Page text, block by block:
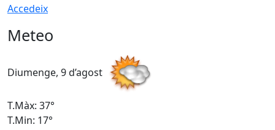
Accedeix
Meteo
Diumenge, 9 d’agost
T.Màx: 37°
T.Min: 17°